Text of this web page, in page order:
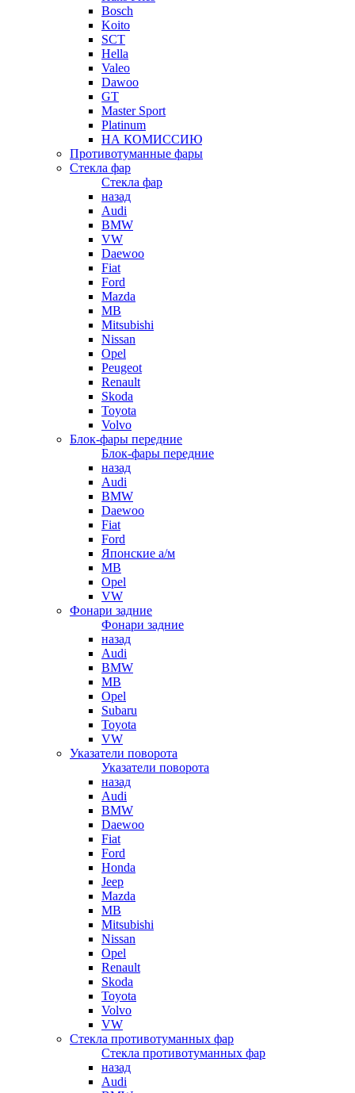
Bosch
Koito
SCT
Hella
Valeo
Dawoo
GT
Master Sport
Platinum
НА КОМИССИЮ
Противотуманные фары
Стекла фар
Стекла фар
назад
Audi
BMW
VW
Daewoo
Fiat
Ford
Mazda
MB
Mitsubishi
Nissan
Opel
Peugeot
Renault
Skoda
Toyota
Volvo
Блок-фары передние
Блок-фары передние
назад
Audi
BMW
Daewoo
Fiat
Ford
Японские а/м
MB
Opel
VW
Фонари задние
Фонари задние
назад
Audi
BMW
MB
Opel
Subaru
Toyota
VW
Указатели поворота
Указатели поворота
назад
Audi
BMW
Daewoo
Fiat
Ford
Honda
Jeep
Mazda
MB
Mitsubishi
Nissan
Opel
Renault
Skoda
Toyota
Volvo
VW
Стекла противотуманных фар
Стекла противотуманных фар
назад
Audi